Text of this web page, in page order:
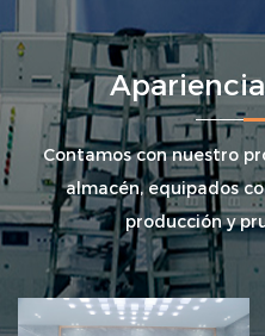
Contamos con nuestro
almacén, equipados
producción y